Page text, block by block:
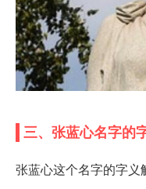
三、张蓝心名字的
张蓝心这个名字的字义